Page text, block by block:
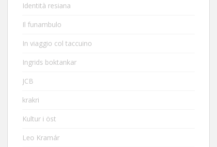
Identità resiana
Il funambulo
In viaggio col taccuino
Ingrids boktankar
JCB
krakri
Kultur i öst
Leo Kramár